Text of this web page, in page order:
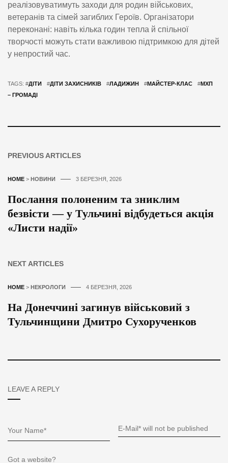
реалізовуватимуть заходи для родин військових,
ветеранів та сімей загиблих Героїв. Організатори
переконані: навіть кілька годин тепла й спільної
творчості можуть стати важливою підтримкою для дітей
у непростий час.
TAGS: #ДІТИ #ДІТИ ЗАХИСНИКІВ #ЛАДИЖИН #МАЙСТЕР-КЛАС #МХП
– ГРОМАДІ
PREVIOUS ARTICLES
HOME > НОВИНИ 3 БЕРЕЗНЯ, 2026
Послання полоненим та зниклим
безвісти — у Тульчині відбудеться акція
«Листи надії»
NEXT ARTICLES
HOME > НЕКРОЛОГИ 4 БЕРЕЗНЯ, 2026
На Донеччині загинув військовий з
Тульчинщини Дмитро Сухорученков
LEAVE A REPLY